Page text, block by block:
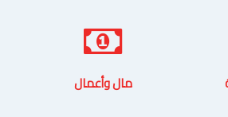
مال وأعمال